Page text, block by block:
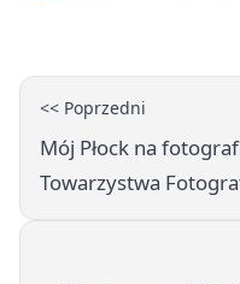
<< Poprzedni
Mój Płock na
Towarzystwa